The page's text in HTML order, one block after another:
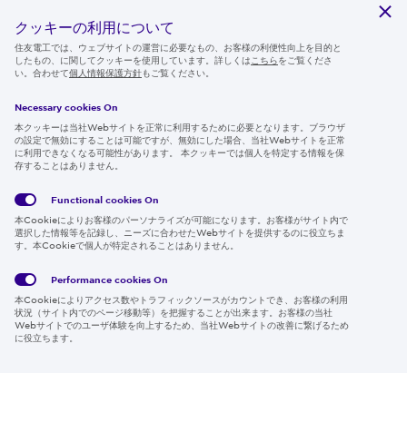
ニュースルーム
IR情報
採用情報
Global
Policy
サイト
約
Region & Language:
Japan | JP
クッキーの利用について
住友電工では、ウェブサイトの運営に必要なもの、お客様の利便性向上を目的と
したもの、に関してクッキーを使用しています。詳しくは こちらをご覧くださ
い。合わせて個人情報保護方針もご覧ください。
Necessary cookies On
本クッキーは当社Webサイトを正常に利用するために必要となります。ブラウザ
の設定で無効にすることは可能ですが、無効にした場合、当社Webサイトを正常
に利用できなくなる可能性があります。 本クッキーでは個人を特定する情報を保
存することはありません。
Functional cookies On
本Cookieによりお客様のパーソナライズが可能になります。お客様がサイト内で
選択した情報等を記録し、ニーズに合わせたWebサイトを提供するのに役立ちま
す。本Cookieで個人が特定されることはありません。
Performance cookies On
本Cookieによりアクセス数やトラフィックソースがカウントでき、お客様の利用
状況（サイト内でのページ移動等）を把握することが出来ます。お客様の当社
Webサイトでのユーザ体験を向上するため、当社Webサイトの改善に繋げるため
に役立ちます。